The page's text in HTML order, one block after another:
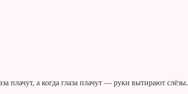
плачут, а когда глаза плачут — руки вытирают слёзы.